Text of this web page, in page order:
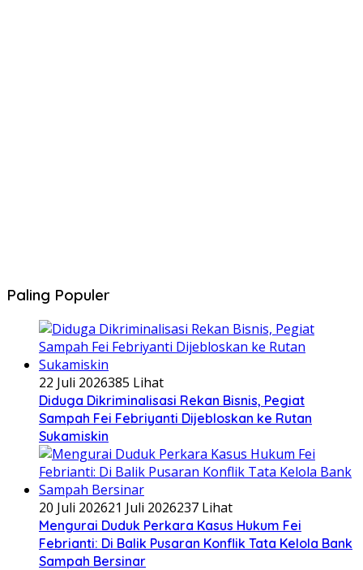
Paling Populer
22 Juli 2026385 Lihat
Diduga Dikriminalisasi Rekan Bisnis, Pegiat
Sampah Fei Febriyanti Dijebloskan ke Rutan
Sukamiskin
20 Juli 202621 Juli 2026237 Lihat
​Mengurai Duduk Perkara Kasus Hukum Fei
Febrianti: Di Balik Pusaran Konflik Tata Kelola Bank
Sampah Bersinar